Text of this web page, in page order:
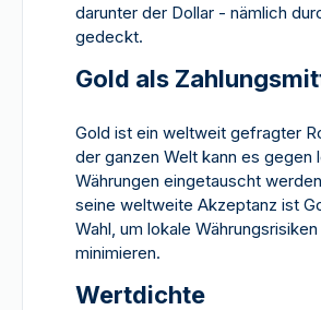
darunter der Dollar - nämlich
gedeckt.
Gold als
Gold ist ein weltweit gefragter
der ganzen Welt kann es gegen
Währungen eingetauscht
seine weltweite Akzeptanz ist
Wahl, um lokale Währungsrisiken
minimieren.
Wertdichte